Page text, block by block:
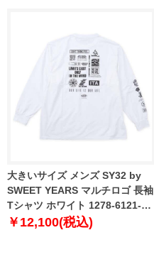
大きいサイズ メンズ SY32 by
SWEET YEARS マルチロゴ 長袖
Tシャツ ホワイト 1278-6121-1
3L 4L 5L 6L
￥12,100(税込)